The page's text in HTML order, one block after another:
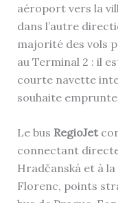
aéroport vers la
dans l’autre
majorité des vols
au Terminal 2 : il
courte navette
souhaite
Le bus RegioJet
connectant
Hradčanská et à
Florenc, points